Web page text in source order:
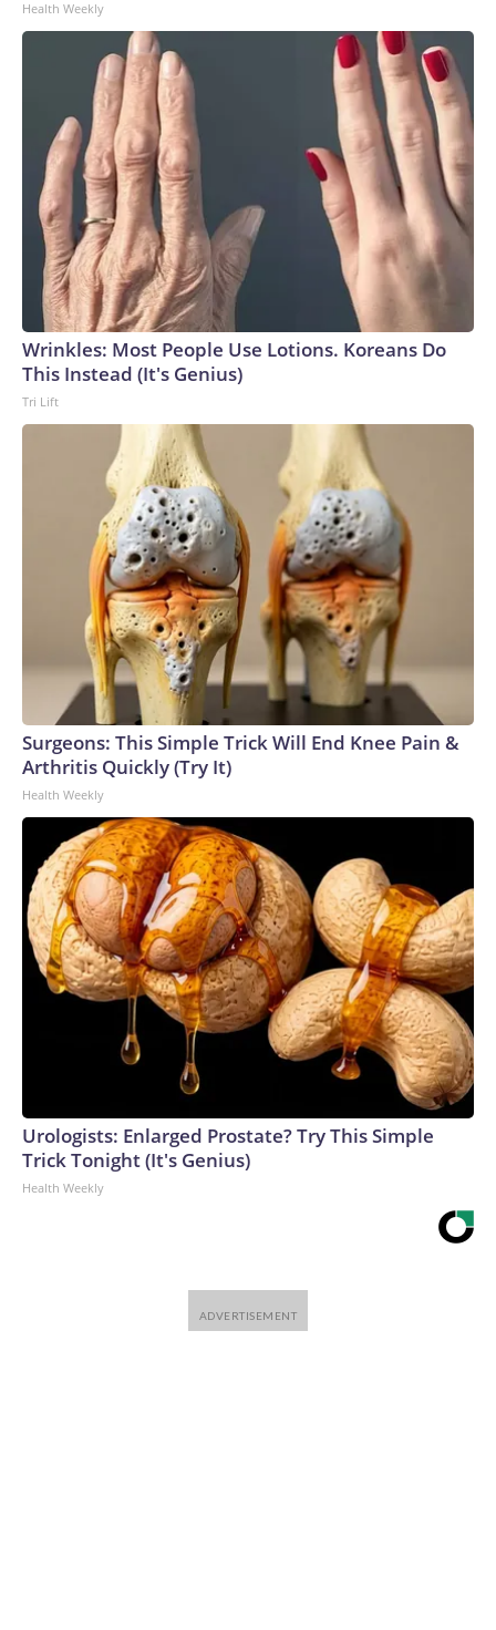
relacionados de ciclosporiasis este verano. En cinco de esos
brotes, la agencia define la causa como “no
identificada”.The-CNN-Wire™ & © 2026 Cable News
Network, Inc., a Warner Bros. Discovery Company. All
rights reserved.
Health Weekly
Wrinkles: Most People Use Lotions. Koreans Do
This Instead (It's Genius)
Tri Lift
Surgeons: This Simple Trick Will End Knee Pain &
Arthritis Quickly (Try It)
Health Weekly
Urologists: Enlarged Prostate? Try This Simple
Trick Tonight (It's Genius)
Health Weekly